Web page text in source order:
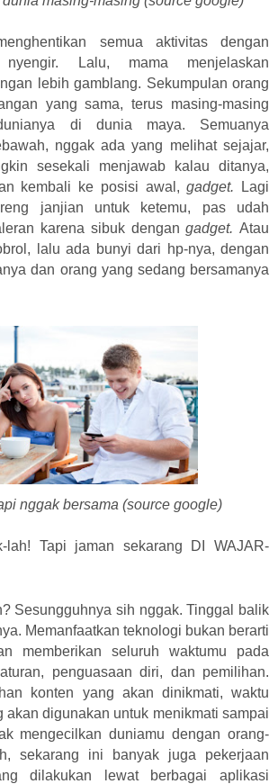
semua aktivitas dengan
Lalu, mama menjelaskan
lebih gamblang. Sekumpulan orang
yang sama, terus masing-masing
di dunia maya. Semuanya
nggak ada yang melihat sejajar,
sesekali menjawab kalau ditanya,
kembali ke posisi awal,gadget.
Lagi
janjian untuk ketemu, pas udah
karena sibuk dengangadget.Atau
lalu ada bunyi dari hp-nya, dengan
dan orang yang sedang bersamanya
nggak bersama (source google)
lah! Tapi jaman sekarang DI WAJAR-
Sesungguhnya sih nggak. Tinggal balik
Memanfaatkan teknologi bukan berarti
memberikan seluruh waktumu pada
penguasaan diri, dan pemilihan.
konten yang akan dinikmati, waktu
akan digunakan untuk menikmati sampai
mengecilkan duniamu dengan orang-
sekarang ini banyak juga pekerjaan
dilakukan lewat berbagai aplikasi